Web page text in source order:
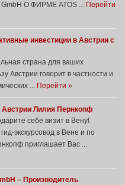
GmbH О ФИРМЕ ATOS ... Перейти
инвестиции в Австрии с
страна для ваших
Австрии говорит в частности и
... Перейти »
Австрии Лилия Пернкопф
себе визит в Вену!
экскурсовод в Вене и по
приглашает Вас ...
– Производитель